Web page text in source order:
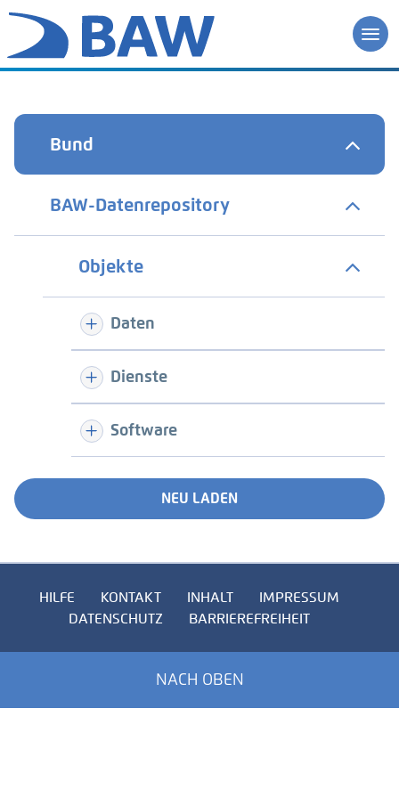
Bund
BAW-Datenrepository
Objekte
Daten
Dienste
Software
NEU LADEN
HILFE KONTAKT INHALT
IMPRESSUM
DATENSCHUTZ
BARRIEREFREIHEIT
NACH OBEN